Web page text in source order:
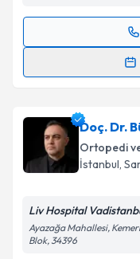
Randevu
takvim
E-posta
Kişisel
Doç. Dr.
Ortopedi
İstanbul,
Liv Hospital
Ayazağa Mahallesi,
Blok, 34396